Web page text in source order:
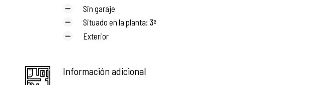
Sin garaje
Situado en la planta: 3º
Exterior
Información adicional